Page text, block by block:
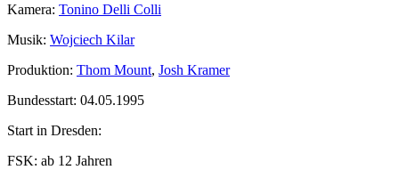
Kamera: Tonino Delli Colli
Musik: Wojciech Kilar
Produktion: Thom Mount, Josh Kramer
Bundesstart: 04.05.1995
Start in Dresden:
FSK: ab 12 Jahren